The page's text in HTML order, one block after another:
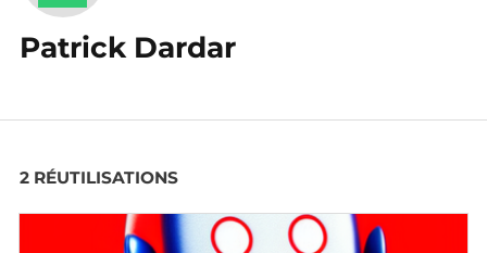
Patrick Dardar
2 RÉUTILISATIONS